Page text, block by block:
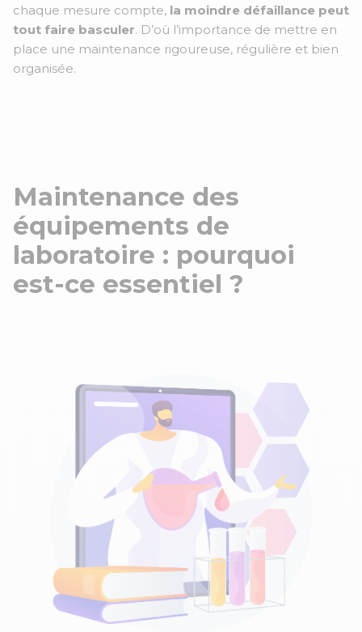
chaque mesure compte, la moindre défaillance peut
tout faire basculer. D’où l’importance de mettre en
place une maintenance rigoureuse, régulière et bien
organisée.
Maintenance des
équipements de
laboratoire : pourquoi
est-ce essentiel ?